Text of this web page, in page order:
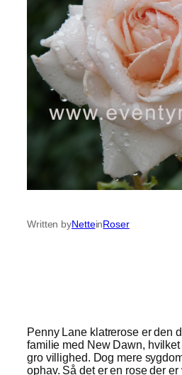
Written byNetteinRoser
Penny Lane klatrerose er den
familie med New Dawn,
gro villighed. Dog mere
ophav. Så det er en rose der